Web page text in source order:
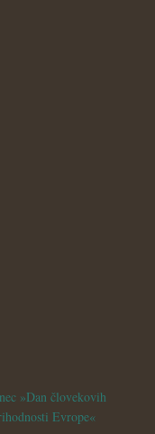
»Dan človekovih
Evrope«